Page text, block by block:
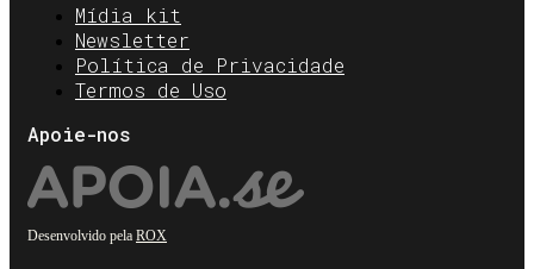
Mídia kit
Newsletter
Política de Privacidade
Termos de Uso
Apoie-nos
Desenvolvido pela ROX